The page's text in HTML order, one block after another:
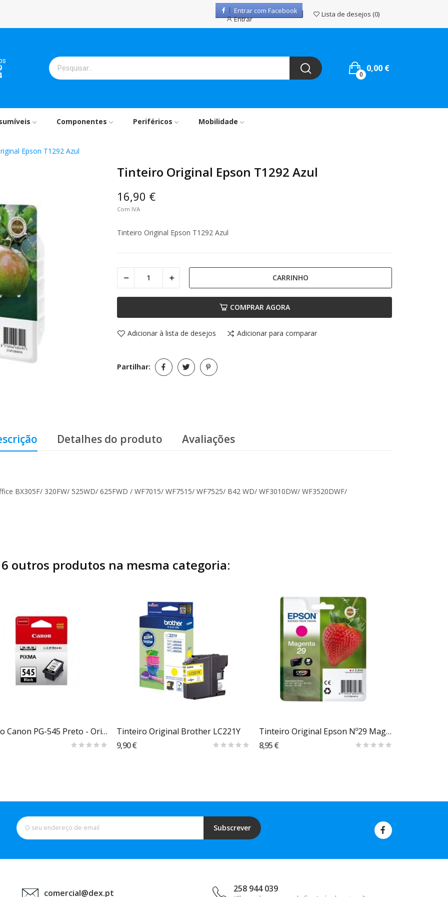
Entrar com Facebook
Entrar
Lista de desejos 0
0,00 €
0
Componentes Periféricos Mobilidade
Epson T1292 Azul
Tinteiro Original Epson T1292 Azul
16,90 €
Com IVA
Tinteiro Original Epson T1292 Azul
CARRINHO
COMPRAR AGORA
Adicionar à lista de desejos Adicionar para comparar
Partilhar:
Detalhes do produto Avaliações
BX305F/ 320FW/ 525WD/ 625FWD / WF7015/ WF7515/ WF7525/ B42 WD/ WF3010DW/ WF3520DWF/
outros produtos na mesma categoria:
Tinteiro Canon PG-545 Preto - Original
Carrinho
Tinteiro Original Brother LC221Y
9,90 €
Carrinho
Tinteiro Original Epson Nº29 Magenta
8,95 €
Subscrever
comercial@dex.pt 258 944 039